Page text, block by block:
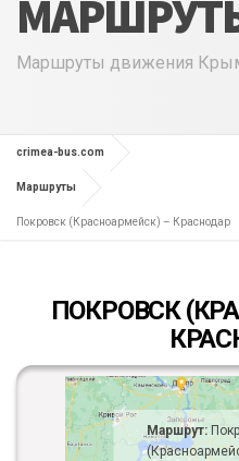
Маршруты движения Крым
crimea-bus.com
Маршруты
Покровск (Красноармейск) – Краснодар
ПОКРОВСК
Маршрут: